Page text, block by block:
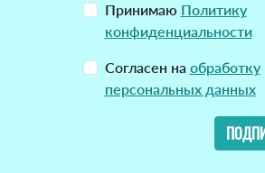
Принимаю Политику
конфиденциальности
Согласен на обработку
персональных данных